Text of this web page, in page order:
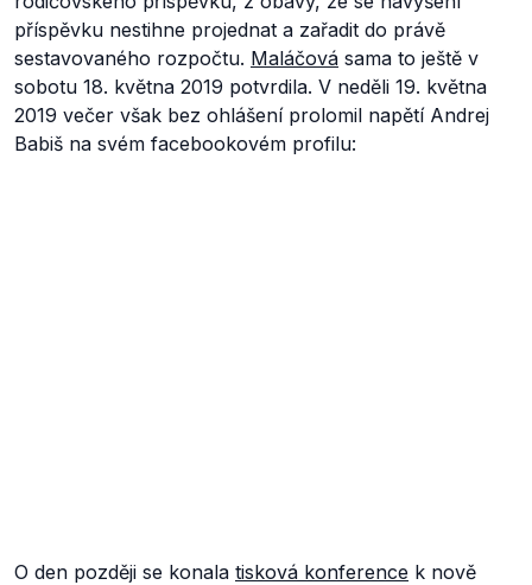
příspěvku nestihne projednat a zařadit do právě
sestavovaného rozpočtu. Maláčová sama to ještě v
sobotu 18. května 2019 potvrdila. V neděli 19. května
2019 večer však bez ohlášení prolomil napětí Andrej
Babiš na svém facebookovém profilu:
O den později se konala tisková konference k nově